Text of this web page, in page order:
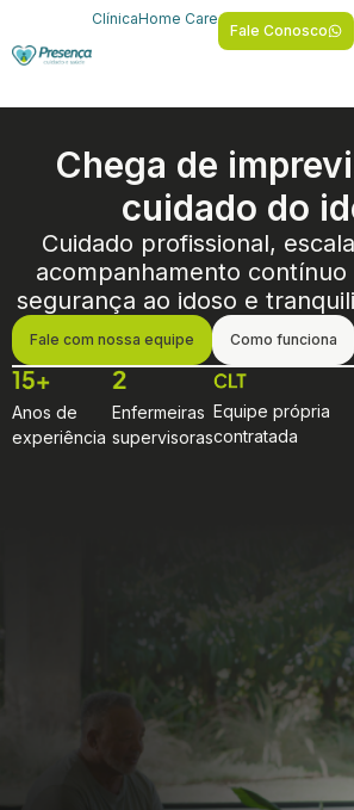
ClínicaHome Care
Fale Conosco
Chega de
cuidado do
Cuidado profissional,
acompanhamento
segurança ao idoso e
Fale com nossa equipe Como funciona
Anos de
experiência
Enfermeiras
supervisoras
Equipe própria
contratada